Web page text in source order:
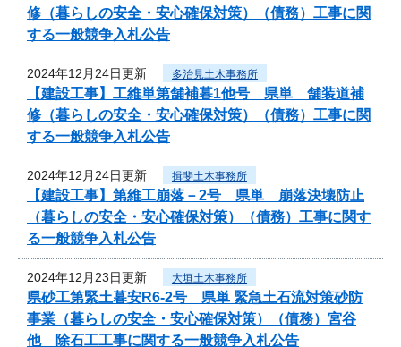
修（暮らしの安全・安心確保対策）（債務）工事に関
する一般競争入札公告
2024年12月24日更新 多治見土木事務所
【建設工事】工維単第舗補暮1他号 県単 舗装道補
修（暮らしの安全・安心確保対策）（債務）工事に関
する一般競争入札公告
2024年12月24日更新 揖斐土木事務所
【建設工事】第維工崩落－2号 県単 崩落決壊防止
（暮らしの安全・安心確保対策）（債務）工事に関す
る一般競争入札公告
2024年12月23日更新 大垣土木事務所
県砂工第緊土暮安R6-2号 県単 緊急土石流対策砂防
事業（暮らしの安全・安心確保対策）（債務）宮谷
他 除石工工事に関する一般競争入札公告